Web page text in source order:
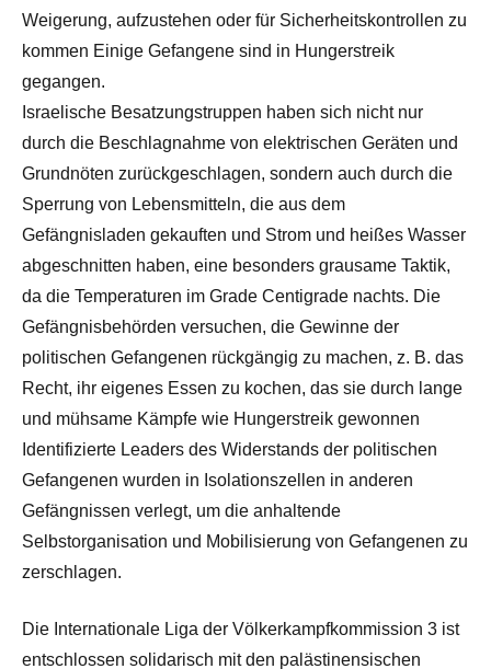
Weigerung, aufzustehen oder für Sicherheitskontrollen zu
kommen Einige Gefangene sind in Hungerstreik
gegangen.
Israelische Besatzungstruppen haben sich nicht nur
durch die Beschlagnahme von elektrischen Geräten und
Grundnöten zurückgeschlagen, sondern auch durch die
Sperrung von Lebensmitteln, die aus dem
Gefängnisladen gekauften und Strom und heißes Wasser
abgeschnitten haben, eine besonders grausame Taktik,
da die Temperaturen im Grade Centigrade nachts. Die
Gefängnisbehörden versuchen, die Gewinne der
politischen Gefangenen rückgängig zu machen, z. B. das
Recht, ihr eigenes Essen zu kochen, das sie durch lange
und mühsame Kämpfe wie Hungerstreik gewonnen
Identifizierte Leaders des Widerstands der politischen
Gefangenen wurden in Isolationszellen in anderen
Gefängnissen verlegt, um die anhaltende
Selbstorganisation und Mobilisierung von Gefangenen zu
zerschlagen.
Die Internationale Liga der Völkerkampfkommission 3 ist
entschlossen solidarisch mit den palästinensischen